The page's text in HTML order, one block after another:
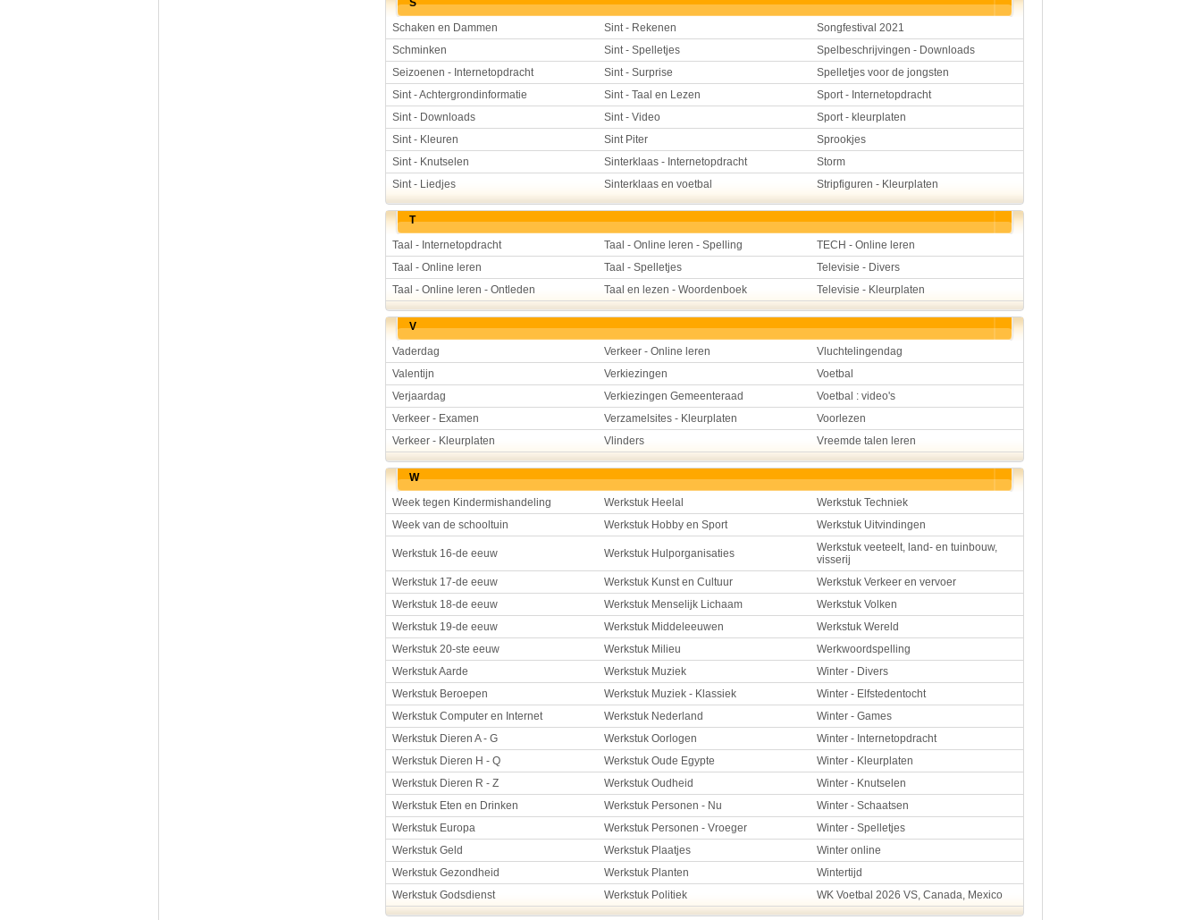
S
Schaken en Dammen
Sint - Rekenen
Songfestival 2021
Schminken
Sint - Spelletjes
Spelbeschrijvingen - Downloads
Seizoenen - Internetopdracht
Sint - Surprise
Spelletjes voor de jongsten
Sint - Achtergrondinformatie
Sint - Taal en Lezen
Sport - Internetopdracht
Sint - Downloads
Sint - Video
Sport - kleurplaten
Sint - Kleuren
Sint Piter
Sprookjes
Sint - Knutselen
Sinterklaas - Internetopdracht
Storm
Sint - Liedjes
Sinterklaas en voetbal Stripfiguren - Kleurplaten
T
Taal - Internetopdracht
Taal - Online leren - Spelling
TECH - Online leren
Taal - Online leren
Taal - Spelletjes
Televisie - Divers
Taal - Online leren - Ontleden
Taal en lezen - Woordenboek Televisie - Kleurplaten
V
Vaderdag
Verkeer - Online leren
Vluchtelingendag
Valentijn
Verkiezingen
Voetbal
Verjaardag
Verkiezingen Gemeenteraad
Voetbal : video's
Verkeer - Examen
Verzamelsites - Kleurplaten
Voorlezen
Verkeer - Kleurplaten
Vlinders Vreemde talen leren
W
Week tegen Kindermishandeling
Werkstuk Heelal
Werkstuk Techniek
Week van de schooltuin
Werkstuk Hobby en Sport Werkstuk Uitvindingen
Werkstuk 16-de eeuw Werkstuk Hulporganisaties
Werkstuk veeteelt, land- en tuinbouw,
visserij
Werkstuk 17-de eeuw
Werkstuk Kunst en Cultuur
Werkstuk Verkeer en vervoer
Werkstuk 18-de eeuw
Werkstuk Menselijk Lichaam
Werkstuk Volken
Werkstuk 19-de eeuw
Werkstuk Middeleeuwen
Werkstuk Wereld
Werkstuk 20-ste eeuw
Werkstuk Milieu
Werkwoordspelling
Werkstuk Aarde
Werkstuk Muziek
Winter - Divers
Werkstuk Beroepen
Werkstuk Muziek - Klassiek
Winter - Elfstedentocht
Werkstuk Computer en Internet
Werkstuk Nederland
Winter - Games
Werkstuk Dieren A - G
Werkstuk Oorlogen
Winter - Internetopdracht
Werkstuk Dieren H - Q
Werkstuk Oude Egypte
Winter - Kleurplaten
Werkstuk Dieren R - Z
Werkstuk Oudheid
Winter - Knutselen
Werkstuk Eten en Drinken
Werkstuk Personen - Nu
Winter - Schaatsen
Werkstuk Europa
Werkstuk Personen - Vroeger
Winter - Spelletjes
Werkstuk Geld
Werkstuk Plaatjes
Winter online
Werkstuk Gezondheid
Werkstuk Planten
Wintertijd
Werkstuk Godsdienst
Werkstuk Politiek WK Voetbal 2026 VS, Canada, Mexico